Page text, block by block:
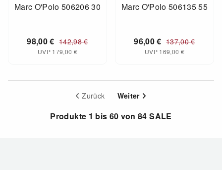
Marc O'Polo 506206 30
98,00€ 142,98€
UVP179,00€
Marc O'Polo 506135 55
96,00€ 137,00€
UVP169,00€
Zurück Weiter
Produkte 1 bis 60 von 84 SALE